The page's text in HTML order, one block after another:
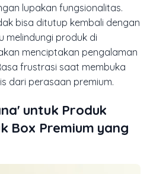
lupakan fungsionalitas.
bisa ditutup kembali dengan
melindungi produk di
menciptakan pengalaman
frustrasi saat membuka
dari perasaan premium.
untuk Produk
Box Premium yang